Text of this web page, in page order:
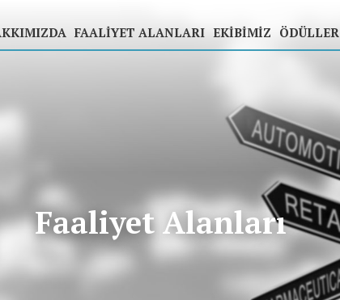
FAALIYET ALANLARI EKIBIMIZ ÖDÜLLER
Faaliyet Alanları